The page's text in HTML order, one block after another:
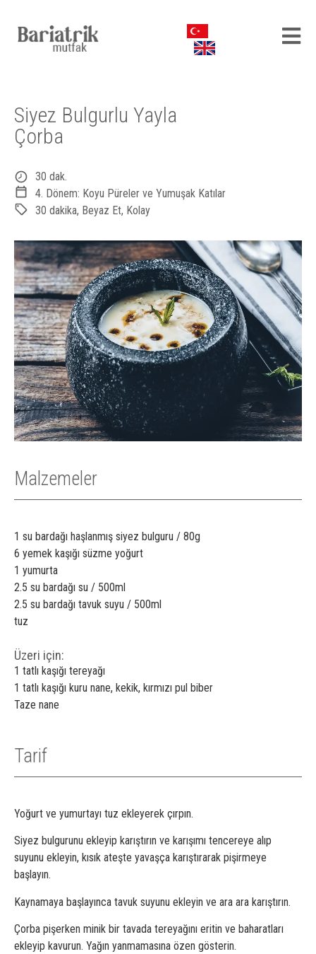
Siyez Bulgurlu Yayla
Çorba
30 dak.
4. Dönem: Koyu Püreler ve Yumuşak Katılar
30 dakika, Beyaz Et, Kolay
Malzemeler
1 su bardağı haşlanmış siyez bulguru / 80g
6 yemek kaşığı süzme yoğurt
1 yumurta
2.5 su bardağı su / 500ml
2.5 su bardağı tavuk suyu / 500ml
tuz
Üzeri için:
1 tatlı kaşığı tereyağı
1 tatlı kaşığı kuru nane, kekik, kırmızı pul biber
Taze nane
Tarif
Yoğurt ve yumurtayı tuz ekleyerek çırpın.
Siyez bulgurunu ekleyip karıştırın ve karışımı tencereye alıp
suyunu ekleyin, kısık ateşte yavaşça karıştırarak pişirmeye
başlayın.
Kaynamaya başlayınca tavuk suyunu ekleyin ve ara ara karıştırın.
Çorba pişerken minik bir tavada tereyağını eritin ve baharatları
ekleyip kavurun. Yağın yanmamasına özen gösterin.